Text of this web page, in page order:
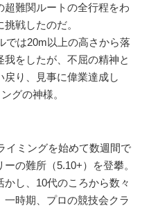
難関ルートの全行程をわ
戦したのだ。
では20m以上の高さから落
をしたが、不屈の精神と
戻り、見事に偉業達成し
グの神様。
イミングを始めて数週間で
の難所（5.10+）を登攀。
し、10代のころから数々
時期、プロの競技会クラ